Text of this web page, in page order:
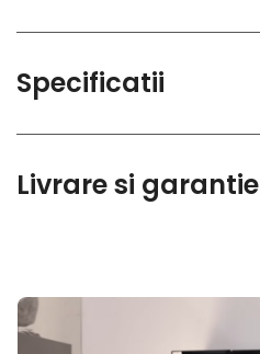
Specificatii
Livrare si garantie